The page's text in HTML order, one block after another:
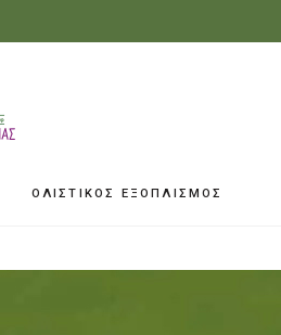
ΟΛΙΣΤΙΚΟΣ ΕΞΟΠΛΙΣΜΟΣ